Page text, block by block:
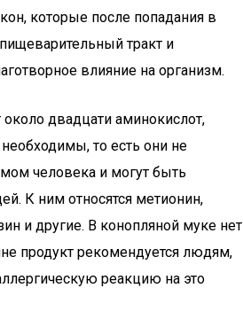
которые после попадания в
тракт и
влияние на организм.
двадцати аминокислот,
то есть они не
человека и могут быть
К ним относятся метионин,
и другие. В конопляной муке нет
продукт рекомендуется людям,
реакцию на это